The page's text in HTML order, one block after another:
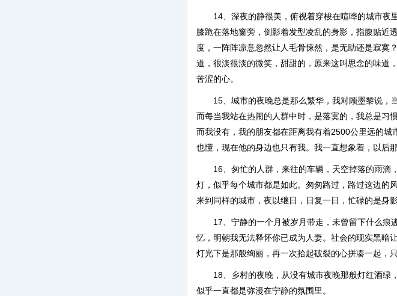
14、深夜的静很美，俯视着穿梭在喧哗的城市夜
膝跪在落地窗旁，倒影着发型凌乱的身影，指腹贴近
度，一阵阵凉意忽然让人毛骨悚然，是无助还是寂寞
道，很淡很淡的微笑，甜甜的，原来这叫思念的味道
苦涩的心。
15、城市的夜晚总是那么繁华，我对顾墨黎说，
而每当我站在热闹的人群中时，是落寞的，我总是习
而我没有，我的朋友都在距离我有着2500公里远的
也懂，现在他的身边也只有我。我一直想象着，以后
16、匆忙的人群，来往的车辆，天空掉落的雨滴
灯，似乎每个城市都是如此。匆匆路过，路过这边的
来到同样的城市，夜以继日，日复一日，忙碌的是身
17、宁静的一个月被岁月带走，未曾留下什么痕
忆，明朝我无法释怀你已成为人妻。社会的现实黑暗
灯光下是那般绚丽，再一次拾起破裂的心拼凑一起，只
18、乡村的夜晚，从没有城市夜晚那般灯红酒绿
似乎一直都是弥漫在宁静的氛围里。